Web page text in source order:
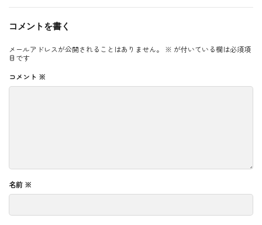
コメントを書く
メールアドレスが公開されることはありません。 ※ が付いている欄は必須項
目です
コメント ※
名前 ※